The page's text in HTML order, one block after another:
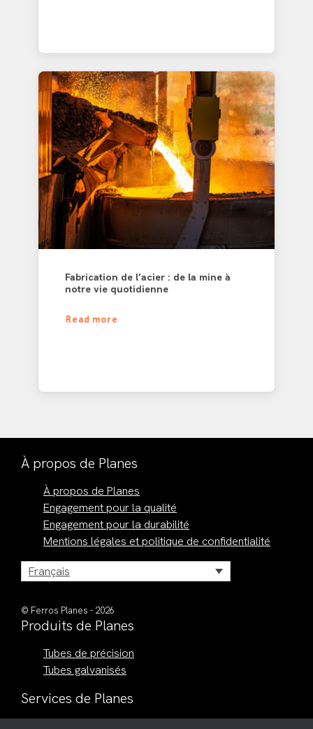
Fabrication de l’acier : de la mine à
notre vie quotidienne
Read more
À propos de Planes
À propos de Planes
Engagement pour la qualité
Engagement pour la durabilité
Mentions légales et politique de confidentialité
Français
© Ferros Planes - 2026
Produits de Planes
Tubes de précision
Tubes galvanisés
Services de Planes